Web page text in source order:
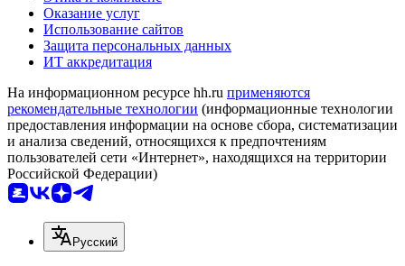
Оказание услуг
Использование сайтов
Защита персональных данных
ИТ аккредитация
На информационном ресурсе hh.ru применяются
рекомендательные технологии (информационные технологии
предоставления информации на основе сбора, систематизации
и анализа сведений, относящихся к предпочтениям
пользователей сети «Интернет», находящихся на территории
Российской Федерации)
Русский